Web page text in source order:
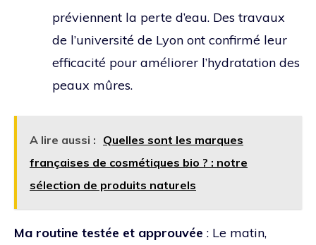
préviennent la perte d’eau. Des travaux
de l’université de Lyon ont confirmé leur
efficacité pour améliorer l’hydratation des
peaux mûres.
A lire aussi : Quelles sont les marques
françaises de cosmétiques bio ? : notre
sélection de produits naturels
Ma routine testée et approuvée : Le matin,